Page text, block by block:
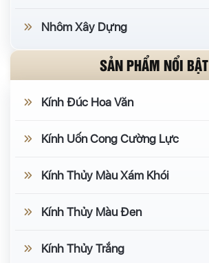
Nhôm Xây Dựng
SẢN PHẨM NỔI BẬT
Kính Đúc Hoa Văn
Kính Uốn Cong Cường Lực
Kính Thủy Màu Xám Khói
Kính Thủy Màu Đen
Kính Thủy Trắng